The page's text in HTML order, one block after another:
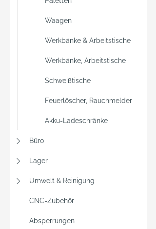
Waagen
Werkbänke & Arbeitstische
Werkbänke, Arbeitstische
Schweißtische
Feuerlöscher, Rauchmelder
Akku-Ladeschränke
Büro
Lager
Umwelt & Reinigung
CNC-Zubehör
Absperrungen